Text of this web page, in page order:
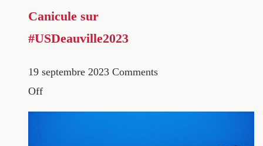
Canicule sur
#USDeauville2023
19 septembre 2023 Comments
Off